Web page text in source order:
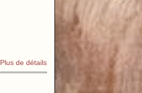
Plus de détails